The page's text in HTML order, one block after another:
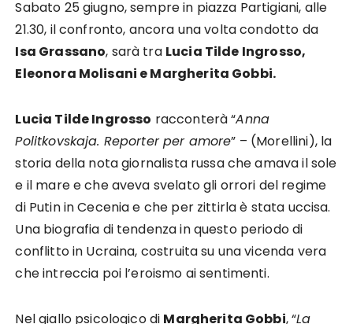
Sabato 25 giugno, sempre in piazza Partigiani, alle
21.30, il confronto, ancora una volta condotto da
Isa Grassano, sarà tra Lucia Tilde Ingrosso,
Eleonora Molisani e Margherita Gobbi.
Lucia Tilde Ingrosso racconterà “Anna
Politkovskaja. Reporter per amore” – (Morellini), la
storia della nota giornalista russa che amava il sole
e il mare e che aveva svelato gli orrori del regime
di Putin in Cecenia e che per zittirla è stata uccisa.
Una biografia di tendenza in questo periodo di
conflitto in Ucraina, costruita su una vicenda vera
che intreccia poi l’eroismo ai sentimenti.
Nel giallo psicologico di Margherita Gobbi, “La